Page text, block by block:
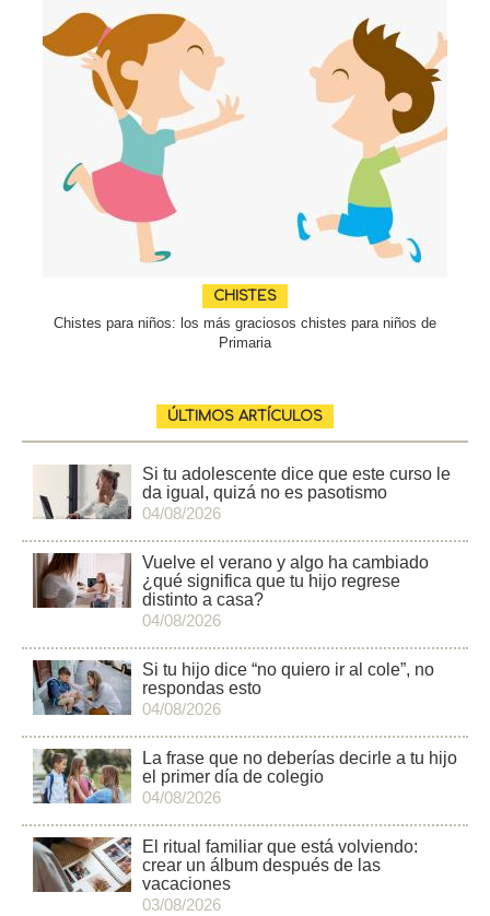
CHISTES
Chistes para niños: los más graciosos chistes para niños de
Primaria
ÚLTIMOS ARTÍCULOS
Si tu adolescente dice que este curso le
da igual, quizá no es pasotismo
04/08/2026
Vuelve el verano y algo ha cambiado
¿qué significa que tu hijo regrese
distinto a casa?
04/08/2026
Si tu hijo dice “no quiero ir al cole”, no
respondas esto
04/08/2026
La frase que no deberías decirle a tu hijo
el primer día de colegio
04/08/2026
El ritual familiar que está volviendo:
crear un álbum después de las
vacaciones
03/08/2026